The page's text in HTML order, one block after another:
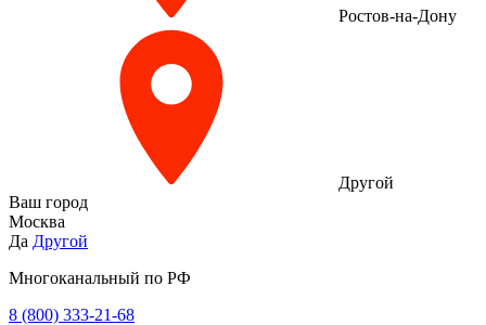
Ростов-на-Дону
Другой
Ваш город
Москва
Да Другой
Многоканальный по РФ
8 (800) 333‑21-68